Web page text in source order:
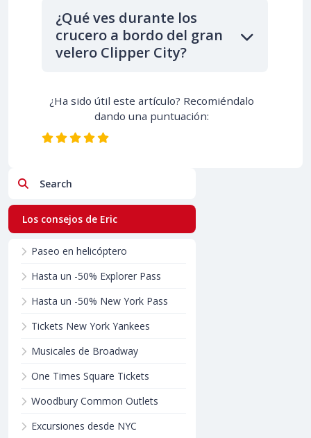
¿Qué ves durante los
crucero a bordo del gran
velero Clipper City?
¿Ha sido útil este artículo? Recomiéndalo
dando una puntuación:
Search
Los consejos de Eric
Paseo en helicóptero
Hasta un -50% Explorer Pass
Hasta un -50% New York Pass
Tickets New York Yankees
Musicales de Broadway
One Times Square Tickets
Woodbury Common Outlets
Excursiones desde NYC